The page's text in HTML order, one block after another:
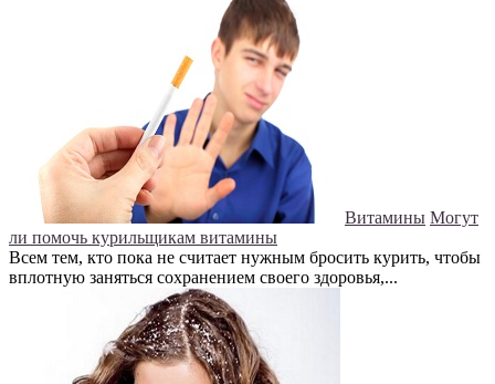
Витамины Могут
ли помочь курильщикам витамины
Всем тем, кто пока не считает нужным бросить курить, чтобы
вплотную заняться сохранением своего здоровья,...